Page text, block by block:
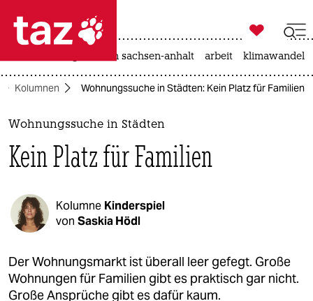
 taz zahl ich
taz zahl ich
themen
politik
öko
gesellschaft
kultur
sport

taz zahl ich
landtagswahl in sachsen-anhalt arbeit klimawandel
Kolumnen Wohnungssuche in Städten: Kein Platz für Familien
Wohnungssuche in Städten
Kein Platz für Familien
Kolumne Kinderspiel
von Saskia Hödl
Der Wohnungsmarkt ist überall leer gefegt. Große
Wohnungen für Familien gibt es praktisch gar nicht.
Große Ansprüche gibt es dafür kaum.